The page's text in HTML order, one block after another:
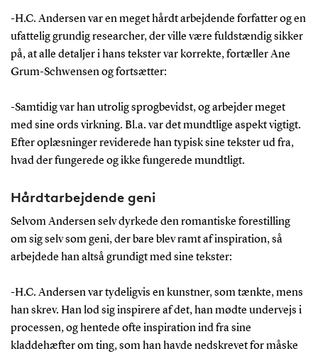
-H.C. Andersen var en meget hårdt arbejdende forfatter og en
ufattelig grundig researcher, der ville være fuldstændig sikker
på, at alle detaljer i hans tekster var korrekte, fortæller Ane
Grum-Schwensen og fortsætter:
-Samtidig var han utrolig sprogbevidst, og arbejder meget
med sine ords virkning. Bl.a. var det mundtlige aspekt vigtigt.
Efter oplæsninger reviderede han typisk sine tekster ud fra,
hvad der fungerede og ikke fungerede mundtligt.
Hårdtarbejdende geni
Selvom Andersen selv dyrkede den romantiske forestilling
om sig selv som geni, der bare blev ramt af inspiration, så
arbejdede han altså grundigt med sine tekster:
-H.C. Andersen var tydeligvis en kunstner, som tænkte, mens
han skrev. Han lod sig inspirere af det, han mødte undervejs i
processen, og hentede ofte inspiration ind fra sine
kladdehæfter om ting, som han havde nedskrevet for måske